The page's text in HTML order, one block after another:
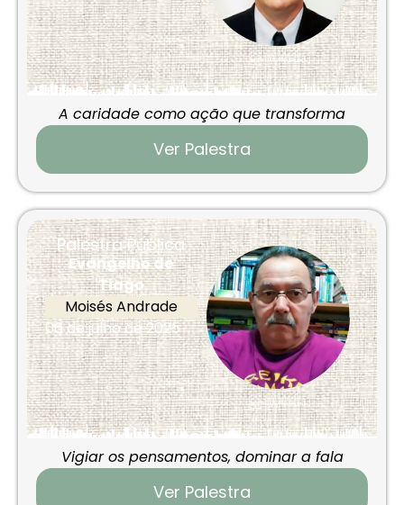
A caridade como ação que transforma
Ver Palestra
Palestra Pública
Evangelho de
Tiago
Moisés Andrade
06 de julho de 2025
Vigiar os pensamentos, dominar a fala
Ver Palestra